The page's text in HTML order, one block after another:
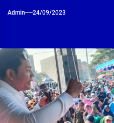
Admin 24/09/2023